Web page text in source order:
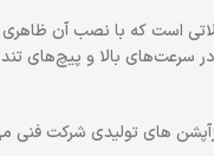
بالا و پيچ‌هاي تند